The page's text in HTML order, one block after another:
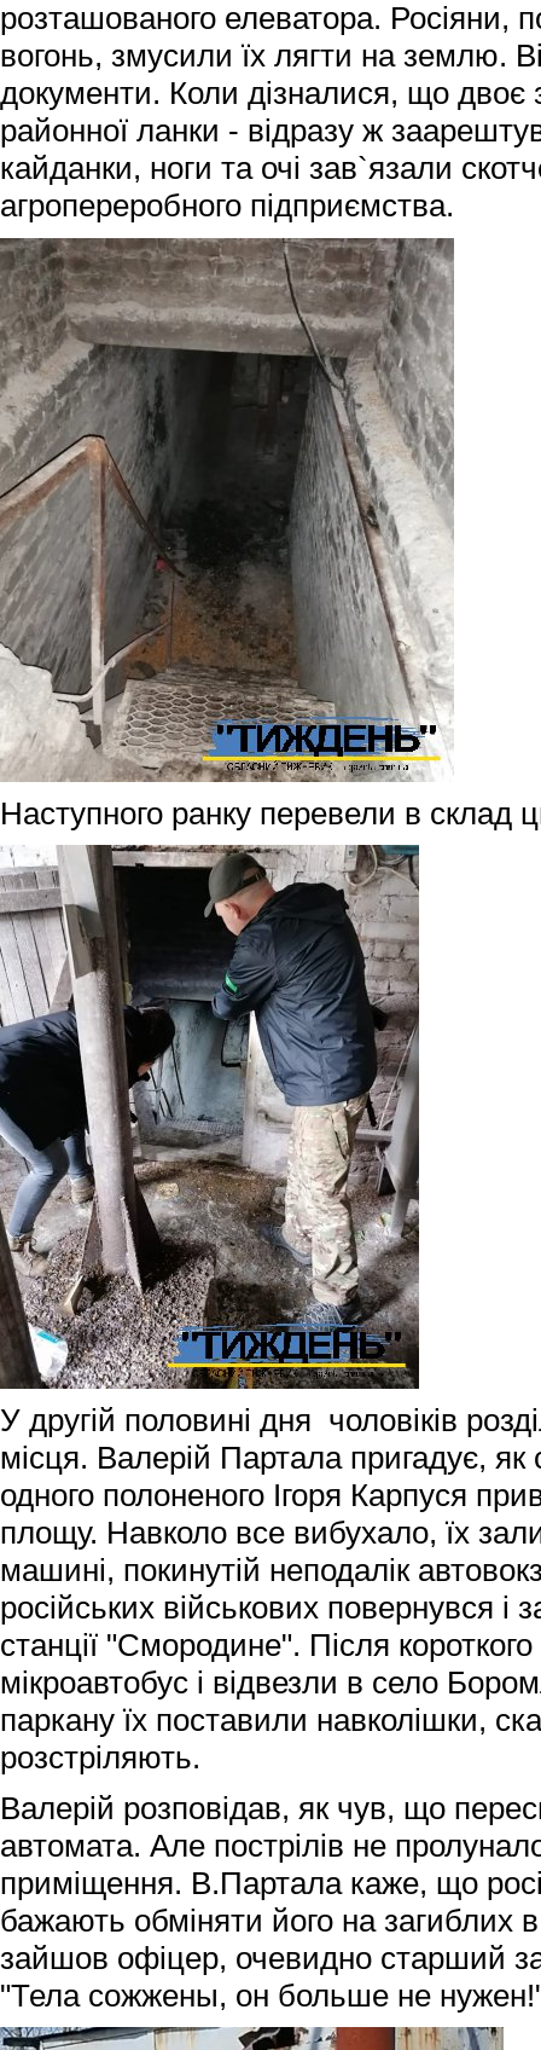
розташованого елеватора. Росіяни,
вогонь, змусили їх лягти на землю.
документи. Коли дізналися, що двоє
районної ланки - відразу ж
кайданки, ноги та очі зав`язали
агропереробного підприємства.
Наступного ранку перевели в склад
У другій половині дня чоловіків
місця. Валерій Партала пригадує, як
одного полоненого Ігоря Карпуся
площу. Навколо все вибухало, їх
машині, покинутій неподалік
російських військових повернувся і
станції "Смородине". Після
мікроавтобус і відвезли в село
паркану їх поставили навколішки,
розстріляють.
Валерій розповідав, як чув, що
автомата. Але пострілів не
приміщення. В.Партала каже, що
бажають обміняти його на загиблих
зайшов офіцер, очевидно старший
"Тела сожжены, он больше не